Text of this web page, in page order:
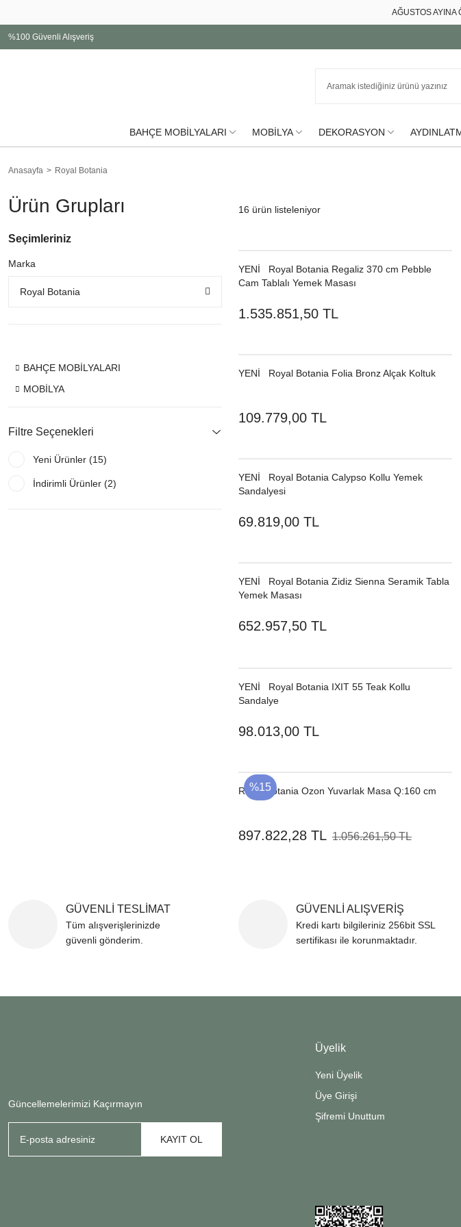
AĞUSTOS AYINA
%100 Güvenli Alışveriş
BAHÇE MOBİLYALARI MOBİLYA DEKORASYON
Anasayfa Royal Botania
Ürün Grupları
Seçimleriniz
Marka
Royal Botania
BAHÇE MOBİLYALARI
MOBİLYA
Filtre Seçenekleri
Yeni Ürünler (15)
İndirimli Ürünler (2)
16 ürün listeleniyor
YENI
Royal Botania Regaliz 370 cm Pebble
Cam Tablalı Yemek Masası
1.535.851,50 TL
YENI Royal Botania Folia Bronz Alçak Koltuk
109.779,00 TL
YENI
Royal Botania Calypso Kollu Yemek
Sandalyesi
69.819,00 TL
YENI
Royal Botania Zidiz Sienna Seramik Tabla
Yemek Masası
652.957,50 TL
YENI
Royal Botania IXIT 55 Teak Kollu
Sandalye
98.013,00 TL
%15
Royal Botania Ozon Yuvarlak Masa Q:160 cm
897.822,28 TL 1.056.261,50 TL
GÜVENLİ TESLİMAT
Tüm alışverişlerinizde
güvenli gönderim.
GÜVENLİ ALIŞVERİŞ
Kredi kartı bilgileriniz 256bit SSL
sertifikası ile korunmaktadır.
Güncellemelerimizi Kaçırmayın
KAYIT OL
Üyelik
Yeni Üyelik
Üye Girişi
Şifremi Unuttum